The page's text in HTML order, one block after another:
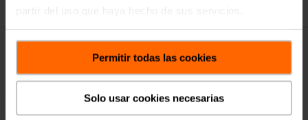
Permitir todas las cookies
Solo usar cookies necesarias
Z2050QPTPF-F+CQKB24-RR